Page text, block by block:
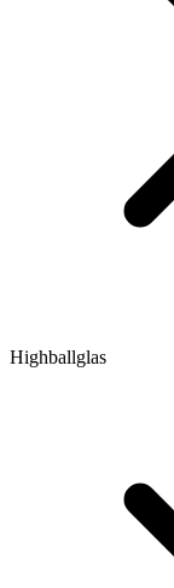
Highballglas